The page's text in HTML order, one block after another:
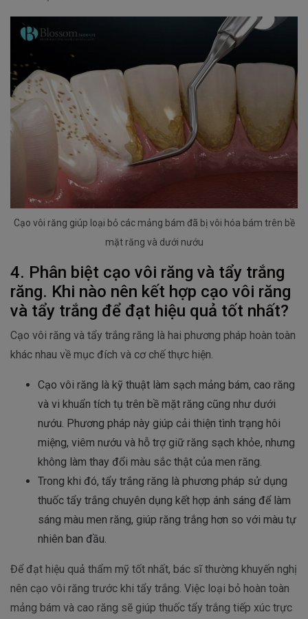
Cạo vôi răng giúp loại bỏ các mảng bám đã bị vôi hóa bám trên bề
mặt răng và dưới nướu
4. Phân biệt cạo vôi răng và tẩy trắng
răng. Khi nào nên kết hợp cạo vôi răng
và tẩy trắng để đạt hiệu quả tốt nhất?
Cạo vôi răng và tẩy trắng răng là hai phương pháp hoàn toàn
khác nhau về mục đích và cơ chế thực hiện.
Cạo vôi răng là kỹ thuật làm sạch mảng bám, cao răng
và vi khuẩn tích tụ trên bề mặt răng cũng như dưới
nướu. Phương pháp này giúp cải thiện tình trạng hôi
miệng, viêm nướu và hỗ trợ giữ răng sạch khỏe, nhưng
không làm thay đổi màu sắc thật của men răng.
Trong khi đó, tẩy trắng răng là phương pháp sử dụng
thuốc tẩy trắng chuyên dụng kết hợp ánh sáng để làm
sáng màu men răng, giúp răng trắng hơn so với màu tự
nhiên ban đầu.
Để đạt hiệu quả thẩm mỹ tốt nhất, bác sĩ thường khuyến nghị
nên cạo vôi răng trước khi tẩy trắng. Việc loại bỏ hoàn toàn
mảng bám và cao răng sẽ giúp thuốc tẩy trắng tiếp xúc trực